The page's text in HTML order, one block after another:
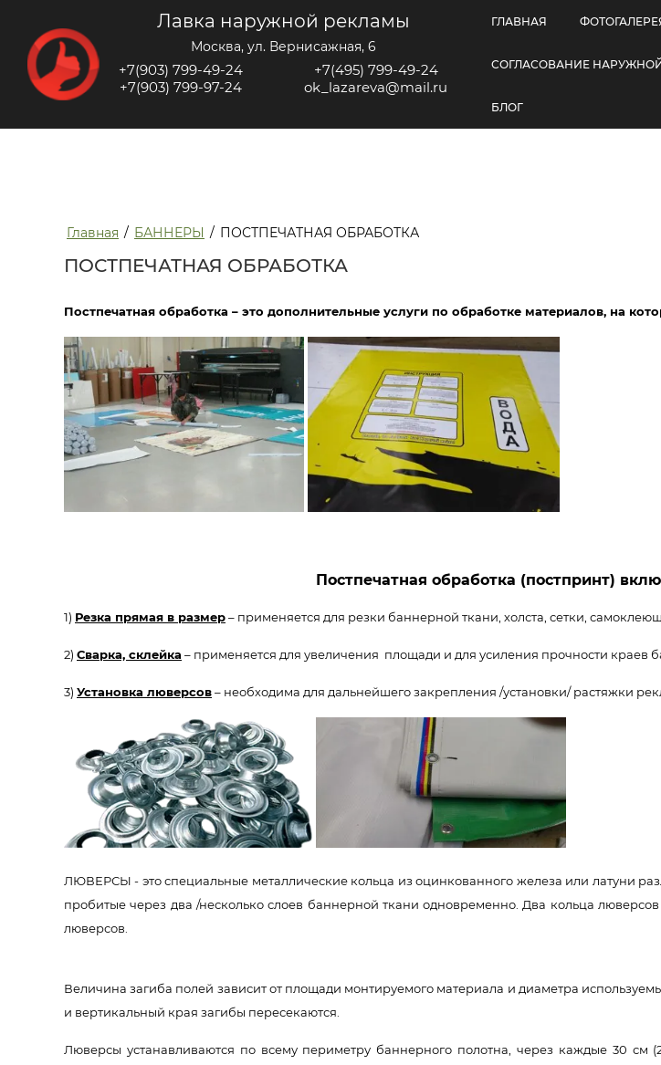
Лавка наружной рекламы
Москва, ул. Вернисажная, 6
+7(903) 799-49-24
+7(903) 799-97-24
+7(495) 799-49-24
ok_lazareva@mail.ru
ГЛАВНАЯ
СОГЛАСОВАНИЕ
БЛОГ
Главная / БАННЕРЫ / ПОСТПЕЧАТНАЯ ОБРАБОТКА
ПОСТПЕЧАТНАЯ ОБРАБОТКА
Постпечатная обработка – это дополнительные услуги по обработке материалов, на
Постпечатная обработка (постпринт)
1) Резка прямая в размер– применяется для резки баннерной ткани, холста, сетки,
2) Сварка, склейка – применяется для увеличения площади и для усиления прочности краев
3) Установка люверсов– необходима для дальнейшего закрепления /установки/ растяжки
ЛЮВЕРСЫ - это специальные металлические кольца из оцинкованного железа или латуни
пробитые через два /несколько слоев баннерной ткани одновременно. Два кольца
люверсов.
Величина загиба полей зависит от площади монтируемого материала и диаметра
и вертикальный края загибы пересекаются.
Люверсы устанавливаются по всему периметру баннерного полотна, через каждые 30